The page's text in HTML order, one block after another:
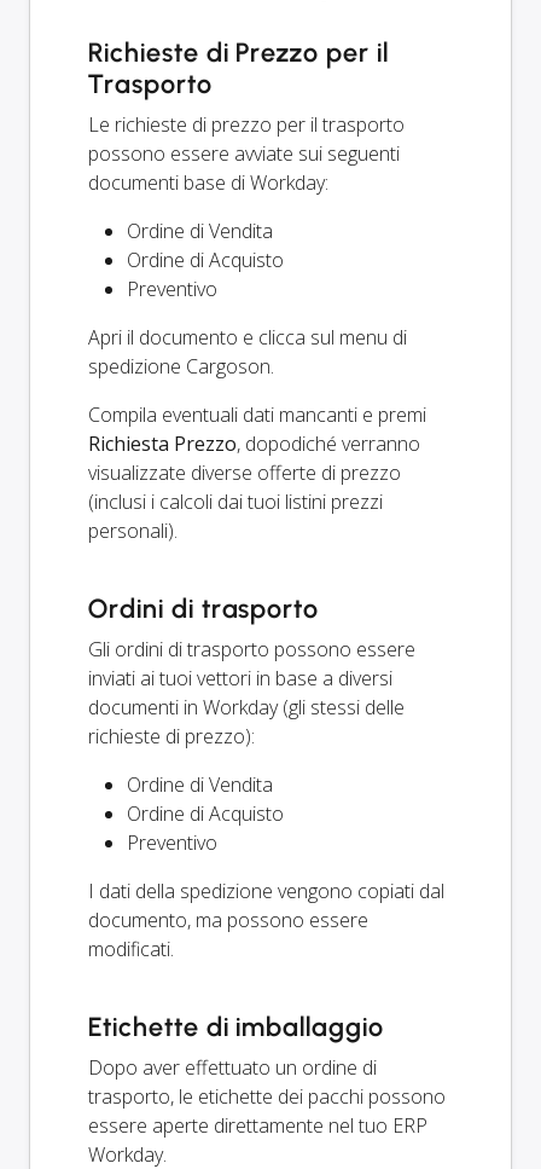
Richieste di Prezzo per il
Trasporto
Le richieste di prezzo per il trasporto
possono essere avviate sui seguenti
documenti base di Workday:
Ordine di Vendita
Ordine di Acquisto
Preventivo
Apri il documento e clicca sul menu di
spedizione Cargoson.
Compila eventuali dati mancanti e premi
Richiesta Prezzo, dopodiché verranno
visualizzate diverse offerte di prezzo
(inclusi i calcoli dai tuoi listini prezzi
personali).
Ordini di trasporto
Gli ordini di trasporto possono essere
inviati ai tuoi vettori in base a diversi
documenti in Workday (gli stessi delle
richieste di prezzo):
Ordine di Vendita
Ordine di Acquisto
Preventivo
I dati della spedizione vengono copiati dal
documento, ma possono essere
modificati.
Etichette di imballaggio
Dopo aver effettuato un ordine di
trasporto, le etichette dei pacchi possono
essere aperte direttamente nel tuo ERP
Workday.